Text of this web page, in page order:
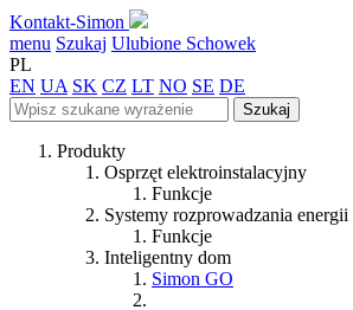
Kontakt-Simon
menu Szukaj Ulubione Schowek
PL
EN UA SK CZ LT NO SE DE
Szukaj
Produkty
Osprzęt elektroinstalacyjny
Funkcje
Systemy rozprowadzania energii
Funkcje
Inteligentny dom
Simon GO